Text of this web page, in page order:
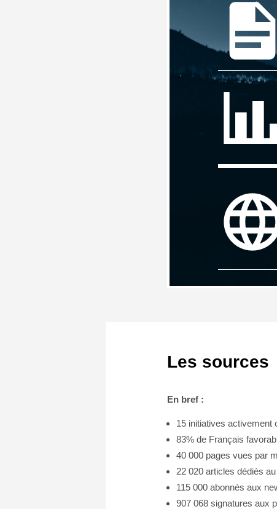
Les sources
En bref :
15 initiatives activement
83% de Français
40 000 pages vues par
22 020 articles dédiés
115 000 abonnés aux
907 068 signatures aux